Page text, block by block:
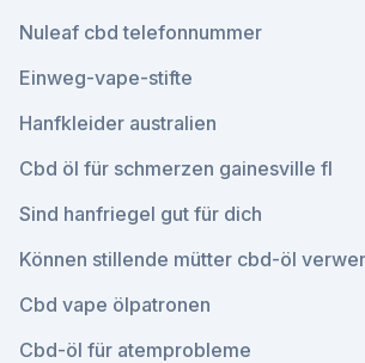
Nuleaf cbd telefonnummer
Einweg-vape-stifte
Hanfkleider australien
Cbd öl für schmerzen gainesville fl
Sind hanfriegel gut für dich
Können stillende mütter cbd-öl
Cbd vape ölpatronen
Cbd-öl für atemprobleme